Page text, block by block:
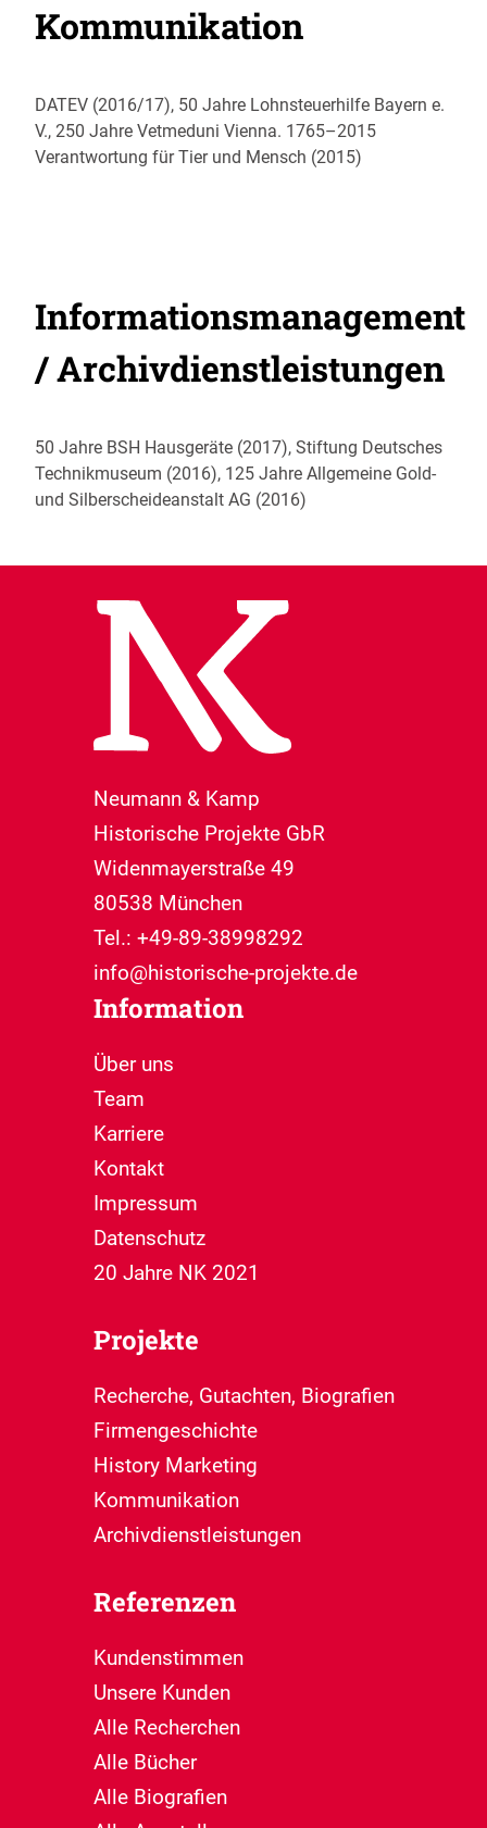
Kommunikation
DATEV (2016/17), 50 Jahre Lohnsteuerhilfe Bayern e.
V., 250 Jahre Vetmeduni Vienna. 1765–2015
Verantwortung für Tier und Mensch (2015)
Informationsmanagement
/ Archivdienstleistungen
50 Jahre BSH Hausgeräte (2017), Stiftung Deutsches
Technikmuseum (2016), 125 Jahre Allgemeine Gold-
und Silberscheideanstalt AG (2016)
Neumann & Kamp
Historische Projekte GbR
Widenmayerstraße 49
80538 München
Tel.: +49-89-38998292
info@historische-projekte.de
Information
Über uns
Team
Karriere
Kontakt
Impressum
Datenschutz
20 Jahre NK 2021
Projekte
Recherche, Gutachten, Biografien
Firmengeschichte
History Marketing
Kommunikation
Archivdienstleistungen
Referenzen
Kundenstimmen
Unsere Kunden
Alle Recherchen
Alle Bücher
Alle Biografien